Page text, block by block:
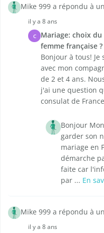
Mike 999 a répondu à
il y a 8 ans
C
Mariage: choix
femme française ?
Bonjour à tous!
avec mon
de 2 et 4 ans.
j'ai une question
consulat de
Bonjour
garder son
mariage en
démarche
faite car
par ... En
Mike 999 a répondu à
il y a 8 ans